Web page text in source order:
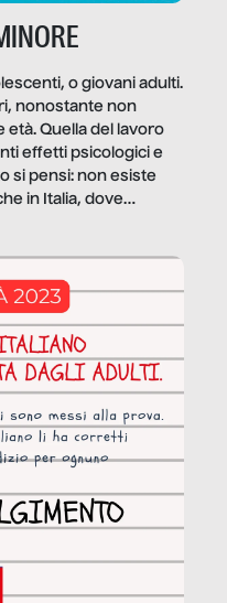
o giovani adulti.
nonostante non
Quella del lavoro
effetti psicologici e
si pensi: non esiste
in Italia, dove